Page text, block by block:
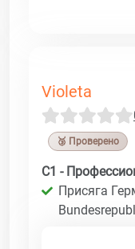
Violeta
🥉 Проверено
C1 -
Присяга